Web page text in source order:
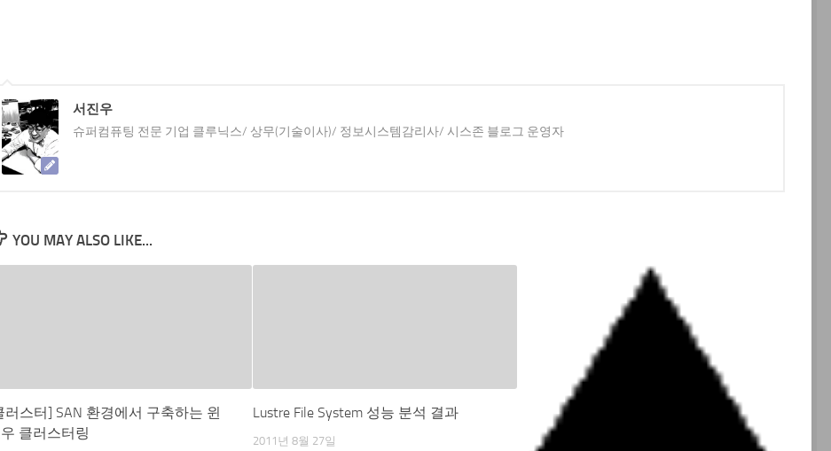
서진우
슈퍼컴퓨팅 전문 기업 클루닉스/ 상무(기술이사)/ 정보시스템감리사/ 시스존 블로그 운영자
YOU MAY ALSO LIKE...
러스터] SAN 환경에서 구축하는 윈
클러스터링
Lustre File System 성능 분석 결과
2011년 8월 27일